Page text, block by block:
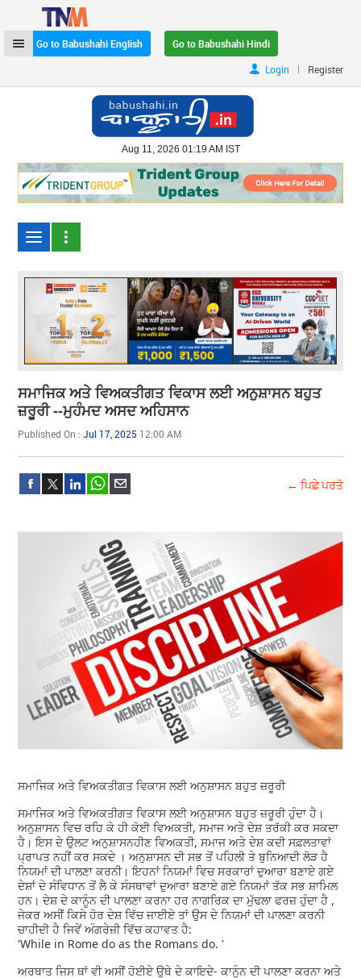
Go to Babushahi English
Go to Babushahi Hindi
Login
| Register
Aug 11, 2026 01:19 AM IST
ਸਮਾਜਿਕ ਅਤੇ ਵਿਅਕਤੀਗਤ ਵਿਕਾਸ ਲਈ ਅਨੁਸ਼ਾਸਨ ਬਹੁਤ
ਜ਼ਰੂਰੀ --ਮੁਹੰਮਦ ਅਸਦ ਅਹਿਸਾਨ
Published On :Jul 17, 2025 12:00 AM
← ਪਿਛੇ ਪਰਤੋ
ਸਮਾਜਿਕ ਅਤੇ ਵਿਅਕਤੀਗਤ ਵਿਕਾਸ ਲਈ ਅਨੁਸ਼ਾਸਨ ਬਹੁਤ ਜ਼ਰੂਰੀ
ਸਮਾਜਿਕ ਅਤੇ ਵਿਅਕਤੀਗਤ ਵਿਕਾਸ ਲਈ ਅਨੁਸ਼ਾਸਨ ਬਹੁਤ ਜ਼ਰੂਰੀ ਹੁੰਦਾ ਹੈ।
ਅਨੁਸ਼ਾਸਨ ਵਿਚ ਰਹਿ ਕੇ ਹੀ ਕੋਈ ਵਿਅਕਤੀ, ਸਮਾਜ ਅਤੇ ਦੇਸ਼ ਤਰੱਕੀ ਕਰ ਸਕਦਾ
ਹੈ। ਇਸ ਦੇ ਉਲਟ ਅਨੁਸ਼ਾਸਨਹੀਣ ਵਿਅਕਤੀ, ਸਮਾਜ ਅਤੇ ਦੇਸ਼ ਕਦੀ ਸਫ਼ਲਤਾਵਾਂ
ਪ੍ਰਾਪਤ ਨਹੀਂ ਕਰ ਸਕਦੇ । ਅਨੁਸ਼ਾਸਨ ਦੀ ਸਭ ਤੋਂ ਪਹਿਲੀ ਤੇ ਬੁਨਿਆਦੀ ਲੋੜ ਹੈ
ਨਿਯਮਾਂ ਦੀ ਪਾਲਣਾ ਕਰਨੀ। ਇਹਨਾਂ ਨਿਯਮਾਂ ਵਿਚ ਸਰਕਾਰਾਂ ਦੁਆਰਾ ਬਣਾਏ ਗਏ
ਦੇਸ਼ਾਂ ਦੇ ਸੰਵਿਧਾਨ ਤੋਂ ਲੈ ਕੇ ਸੰਸਥਾਵਾਂ ਦੁਆਰਾ ਬਣਾਏ ਗਏ ਨਿਯਮਾਂ ਤੱਕ ਸਭ ਸ਼ਾਮਿਲ
ਹਨ। ਦੇਸ਼ ਦੇ ਕਾਨੂੰਨ ਦੀ ਪਾਲਣਾ ਕਰਨਾ ਹਰ ਨਾਗਰਿਕ ਦਾ ਮੁੱਢਲਾ ਫਰਜ਼ ਹੁੰਦਾ ਹੈ ,
ਜੇਕਰ ਅਸੀਂ ਕਿਸੇ ਹੋਰ ਦੇਸ਼ ਵਿੱਚ ਜਾਈਏ ਤਾਂ ਉਸ ਦੇ ਨਿਯਮਾਂ ਦੀ ਪਾਲਣਾ ਕਰਨੀ
ਚਾਹੀਦੀ ਹੈ ਜਿਵੇਂ ਅੰਗਰੇਜ਼ੀ ਵਿੱਚ ਕਹਾਵਤ ਹੈ:
'While in Rome do as the Romans do. '
ਅਰਥਾਤ ਜਿਸ ਥਾਂ ਵੀ ਅਸੀਂ ਹੋਈਏ ਉਥੇ ਦੇ ਕਾਇਦੇ- ਕਾਨੂੰਨ ਦੀ ਪਾਲਣਾ ਕਰਨਾ ਅਤੇ